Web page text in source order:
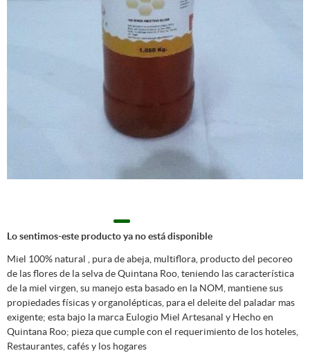
Lo sentimos-este producto ya no está disponible
Miel 100% natural , pura de abeja, multiflora, producto del pecoreo
de las flores de la selva de Quintana Roo, teniendo las característica
de la miel virgen, su manejo esta basado en la NOM, mantiene sus
propiedades físicas y organolépticas, para el deleite del paladar mas
exigente; esta bajo la marca Eulogio Miel Artesanal y Hecho en
Quintana Roo; pieza que cumple con el requerimiento de los hoteles,
Restaurantes, cafés y los hogares